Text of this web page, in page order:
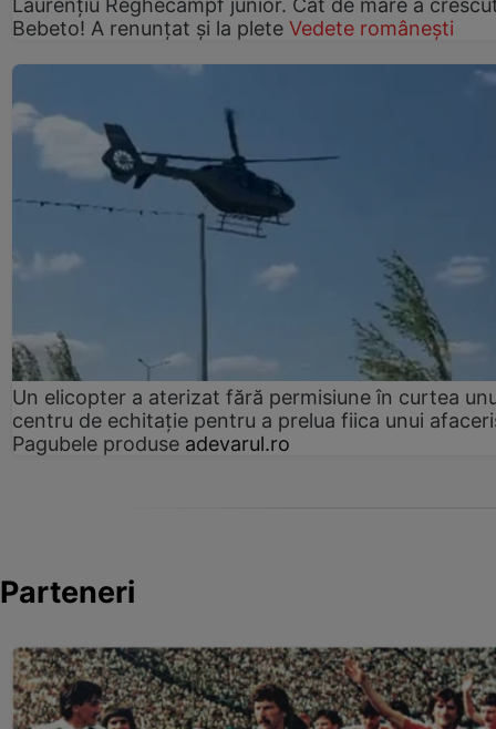
Bebeto! A renunțat și la plete Vedete românești
Un elicopter a aterizat fără permisiune în curtea
centru de echitație pentru a prelua fiica unui
Pagubele produse adevarul.ro
Parteneri